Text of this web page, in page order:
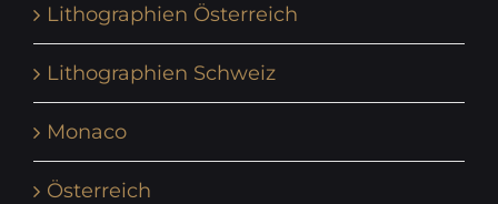
Lithographien Österreich
Lithographien Schweiz
Monaco
Österreich